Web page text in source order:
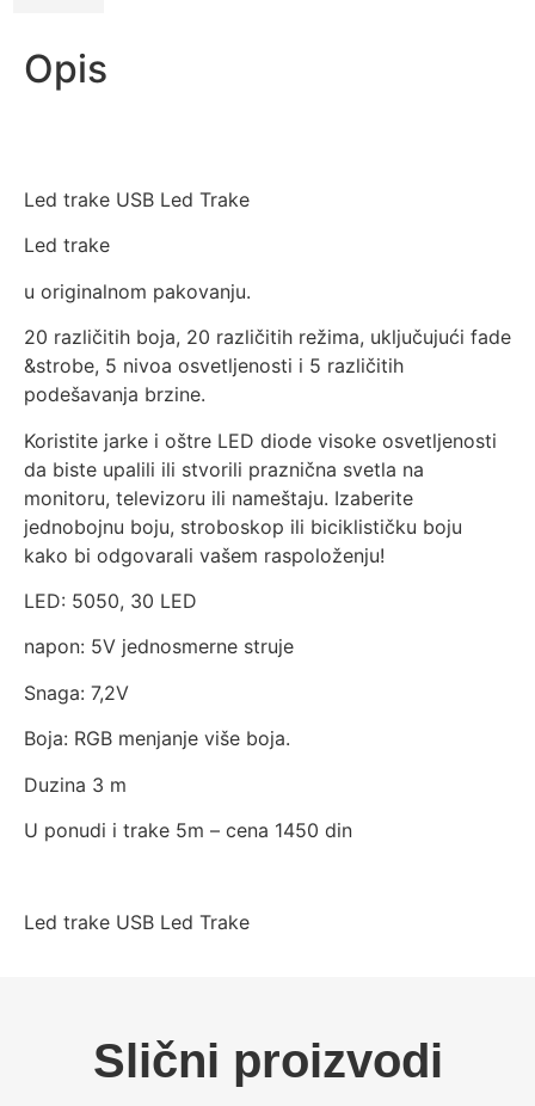
Opis
Led trake USB Led Trake
Led trake
u originalnom pakovanju.
20 različitih boja, 20 različitih režima, uključujući fade
&strobe, 5 nivoa osvetljenosti i 5 različitih
podešavanja brzine.
Koristite jarke i oštre LED diode visoke osvetljenosti
da biste upalili ili stvorili praznična svetla na
monitoru, televizoru ili nameštaju. Izaberite
jednobojnu boju, stroboskop ili biciklističku boju
kako bi odgovarali vašem raspoloženju!
LED: 5050, 30 LED
napon: 5V jednosmerne struje
Snaga: 7,2V
Boja: RGB menjanje više boja.
Duzina 3 m
U ponudi i trake 5m – cena 1450 din
Led trake USB Led Trake
Slični proizvodi